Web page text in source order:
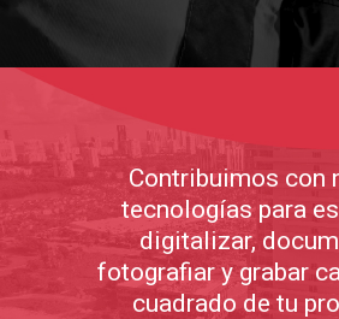
Contribuimos con
tecnologías para
digitalizar,
fotografiar y grabar
cuadrado de tu